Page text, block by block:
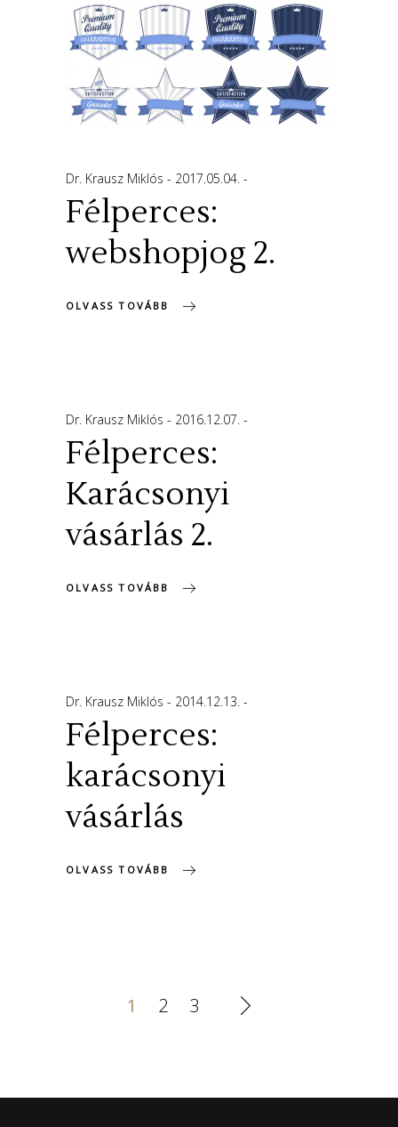
Dr. Krausz Miklós 2017.05.04.
Félperces:
webshopjog 2.
OLVASS TOVÁBB
Dr. Krausz Miklós 2016.12.07.
Félperces:
Karácsonyi
vásárlás 2.
OLVASS TOVÁBB
Dr. Krausz Miklós 2014.12.13.
Félperces:
karácsonyi
vásárlás
OLVASS TOVÁBB
1 2 3